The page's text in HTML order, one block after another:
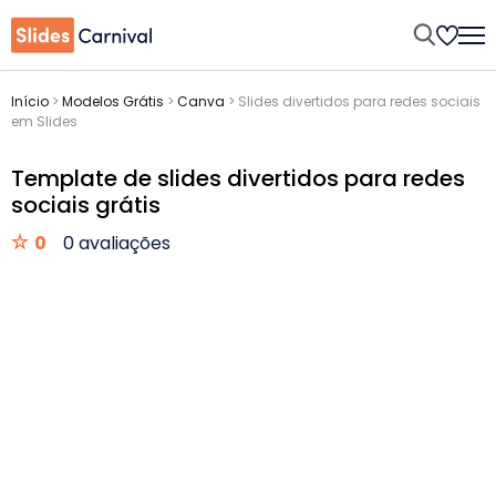
Início > Modelos Grátis > Canva > Slides divertidos para redes sociais
em Slides
Template de slides divertidos para redes
sociais grátis
0 0 avaliações